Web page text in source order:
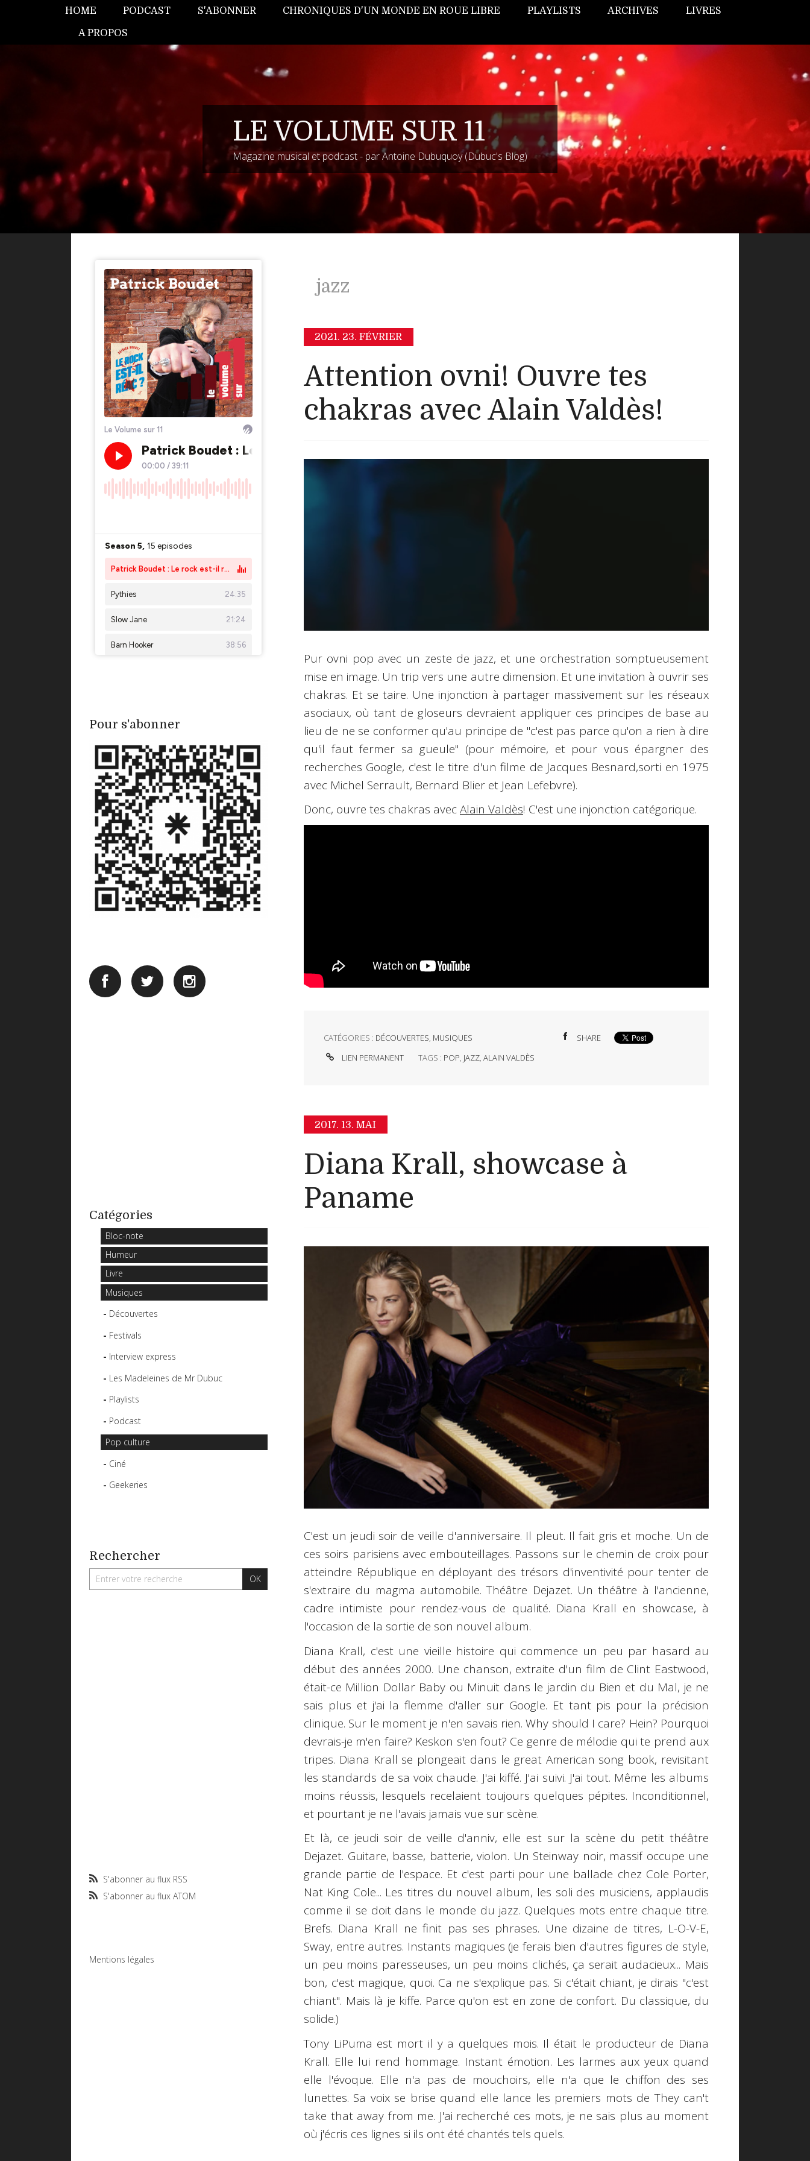
HOME PODCAST S'ABONNER CHRONIQUES D'UN MONDE EN ROUE LIBRE PLAYLISTS ARCHIVES LIVRES
A PROPOS
LE VOLUME SUR 11
Magazine musical et podcast - par Antoine Dubuquoy (Dubuc's Blog)
Pour s'abonner
Catégories
Bloc-note
Humeur
Livre
Musiques
Découvertes
Festivals
Interview express
Les Madeleines de Mr Dubuc
Playlists
Podcast
Pop culture
Ciné
Geekeries
Rechercher
S'abonner au flux RSS
S'abonner au flux ATOM
Mentions légales
jazz
2021. 23. FÉVRIER
Attention ovni! Ouvre tes
chakras avec Alain Valdès!
Pur ovni pop avec un zeste de jazz, et une orchestration somptueusement
mise en image. Un trip vers une autre dimension. Et une invitation à ouvrir ses
chakras. Et se taire. Une injonction à partager massivement sur les réseaux
asociaux, où tant de gloseurs devraient appliquer ces principes de base au
lieu de ne se conformer qu'au principe de "c'est pas parce qu'on a rien à dire
qu'il faut fermer sa gueule" (pour mémoire, et pour vous épargner des
recherches Google, c'est le titre d'un filme de Jacques Besnard,sorti en 1975
avec Michel Serrault, Bernard Blier et Jean Lefebvre).
Donc, ouvre tes chakras avecAlain Valdès! C'est une injonction catégorique.
CATÉGORIES : DÉCOUVERTES, MUSIQUES
SHARE
LIEN PERMANENT
TAGS : POP, JAZZ,ALAIN VALDÈS
2017. 13. MAI
Diana Krall, showcase à
Paname
C'est un jeudi soir de veille d'anniversaire. Il pleut. Il fait gris et moche. Un de
ces soirs parisiens avec embouteillages. Passons sur le chemin de croix pour
atteindre République en déployant des trésors d'inventivité pour tenter de
s'extraire du magma automobile. Théâtre Dejazet. Un théâtre à l'ancienne,
cadre intimiste pour rendez-vous de qualité. Diana Krall en showcase, à
l'occasion de la sortie de son nouvel album.
Diana Krall, c'est une vieille histoire qui commence un peu par hasard au
début des années 2000. Une chanson, extraite d'un film de Clint Eastwood,
était-ce Million Dollar Baby ou Minuit dans le jardin du Bien et du Mal, je ne
sais plus et j'ai la flemme d'aller sur Google. Et tant pis pour la précision
clinique. Sur le moment je n'en savais rien. Why should I care? Hein? Pourquoi
devrais-je m'en faire? Keskon s'en fout? Ce genre de mélodie qui te prend aux
tripes. Diana Krall se plongeait dans le great American song book, revisitant
les standards de sa voix chaude. J'ai kiffé. J'ai suivi. J'ai tout. Même les albums
moins réussis, lesquels recelaient toujours quelques pépites. Inconditionnel,
et pourtant je ne l'avais jamais vue sur scène.
Et là, ce jeudi soir de veille d'anniv, elle est sur la scène du petit théâtre
Dejazet. Guitare, basse, batterie, violon. Un Steinway noir, massif occupe une
grande partie de l'espace. Et c'est parti pour une ballade chez Cole Porter,
Nat King Cole... Les titres du nouvel album, les soli des musiciens, applaudis
comme il se doit dans le monde du jazz. Quelques mots entre chaque titre.
Brefs. Diana Krall ne finit pas ses phrases. Une dizaine de titres, L-O-V-E,
Sway, entre autres. Instants magiques (je ferais bien d'autres figures de style,
un peu moins paresseuses, un peu moins clichés, ça serait audacieux... Mais
bon, c'est magique, quoi. Ca ne s'explique pas. Si c'était chiant, je dirais "c'est
chiant". Mais là je kiffe. Parce qu'on est en zone de confort. Du classique, du
solide.)
Tony LiPuma est mort il y a quelques mois. Il était le producteur de Diana
Krall. Elle lui rend hommage. Instant émotion. Les larmes aux yeux quand
elle l'évoque. Elle n'a pas de mouchoirs, elle n'a que le chiffon des ses
lunettes. Sa voix se brise quand elle lance les premiers mots de They can't
take that away from me. J'ai recherché ces mots, je ne sais plus au moment
où j'écris ces lignes si ils ont été chantés tels quels.